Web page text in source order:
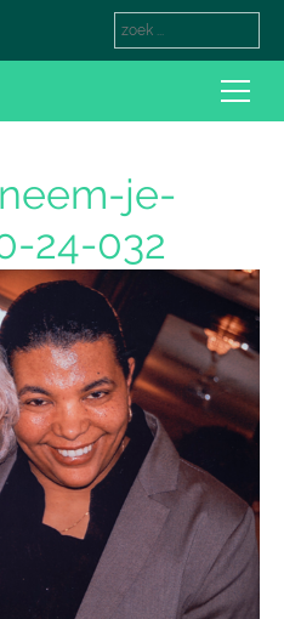
je-
24-032